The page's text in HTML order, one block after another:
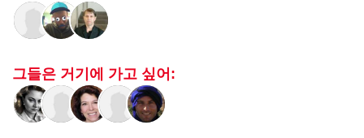
그들은 거기에 가고 싶어: